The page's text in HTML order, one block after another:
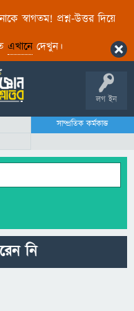
স্বাগতম! প্রশ্ন-উত্তর দিয়ে
এখানেদেখুন।
লগ ইন
সাম্প্রতিক কর্মকান্ড
নি